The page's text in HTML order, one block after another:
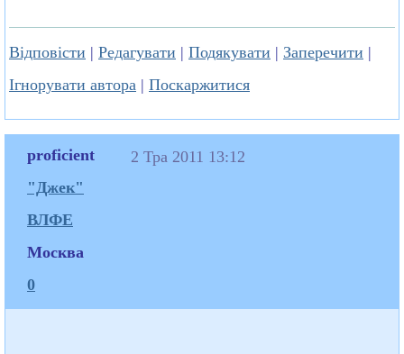
Відповісти | Редагувати | Подякувати | Заперечити |
Ігнорувати автора | Поскаржитися
proficient
"Джек"
ВЛФЕ
Москва
0
2 Тра 2011 13:12